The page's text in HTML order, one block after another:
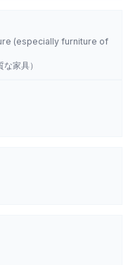
(especially furniture of
家具）